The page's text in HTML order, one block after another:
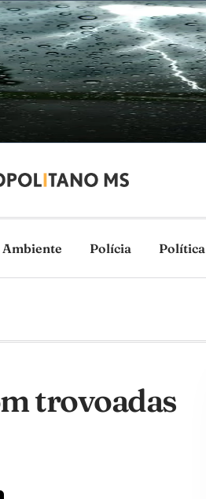
Polícia Política
trovoadas